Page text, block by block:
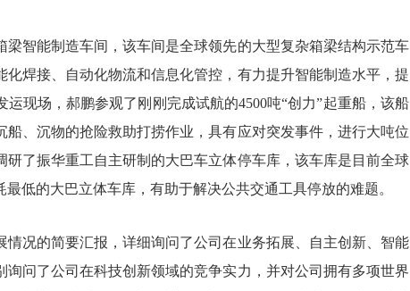
智能制造车间，该车间是全球领先的大型复杂箱梁结构示范车
焊接、自动化物流和信息化管控，有力提升智能制造水平，提
现场，郝鹏参观了刚刚完成试航的4500吨“创力”起重船，该船
、沉物的抢险救助打捞作业，具有应对突发事件，进行大吨位
了振华重工自主研制的大巴车立体停车库，该车库是目前全球
低的大巴立体车库，有助于解决公共交通工具停放的难题。
况的简要汇报，详细询问了公司在业务拓展、自主创新、智能
问了公司在科技创新领域的竞争实力，并对公司拥有多项世界